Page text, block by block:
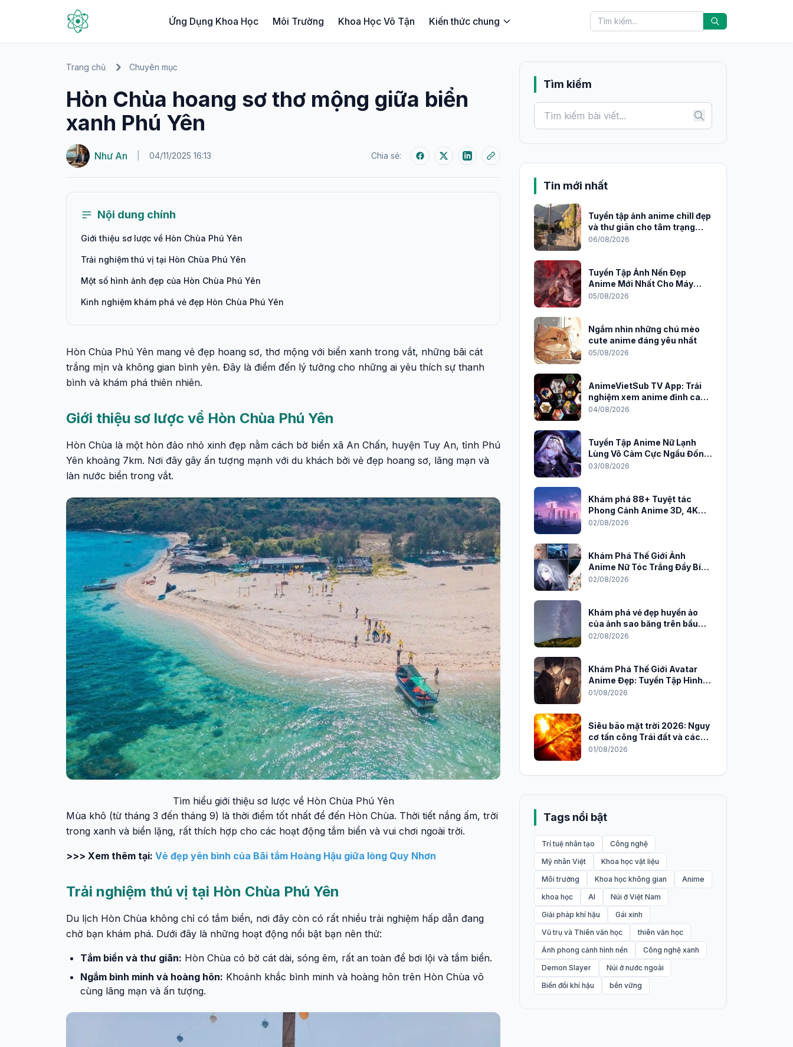
Ứng Dụng Khoa Học Môi Trường Khoa Học Vô Tận Kiến thức chung
Trang chủ Chuyên mục
Hòn Chùa hoang sơ thơ mộng giữa biển
xanh Phú Yên
Như An 04/11/2025 16:13 Chia sẻ:
Nội dung chính
Giới thiệu sơ lược về Hòn Chùa Phú Yên
Trải nghiệm thú vị tại Hòn Chùa Phú Yên
Một số hình ảnh đẹp của Hòn Chùa Phú Yên
Kinh nghiệm khám phá vẻ đẹp Hòn Chùa Phú Yên
Hòn Chùa Phú Yên mang vẻ đẹp hoang sơ, thơ mộng với biển xanh trong vắt, những bãi cát
trắng mịn và không gian bình yên. Đây là điểm đến lý tưởng cho những ai yêu thích sự thanh
bình và khám phá thiên nhiên.
Giới thiệu sơ lược về Hòn Chùa Phú Yên
Hòn Chùa là một hòn đảo nhỏ xinh đẹp nằm cách bờ biển xã An Chấn, huyện Tuy An, tỉnh Phú
Yên khoảng 7km. Nơi đây gây ấn tượng mạnh với du khách bởi vẻ đẹp hoang sơ, lãng mạn và
làn nước biển trong vắt.
Tìm hiểu giới thiệu sơ lược về Hòn Chùa Phú Yên
Mùa khô (từ tháng 3 đến tháng 9) là thời điểm tốt nhất để đến Hòn Chùa. Thời tiết nắng ấm, trời
trong xanh và biển lặng, rất thích hợp cho các hoạt động tắm biển và vui chơi ngoài trời.
>>> Xem thêm tại: Vẻ đẹp yên bình của Bãi tắm Hoàng Hậu giữa lòng Quy Nhơn
Trải nghiệm thú vị tại Hòn Chùa Phú Yên
Du lịch Hòn Chùa không chỉ có tắm biển, nơi đây còn có rất nhiều trải nghiệm hấp dẫn đang
chờ bạn khám phá. Dưới đây là những hoạt động nổi bật bạn nên thử:
Tắm biển và thư giãn: Hòn Chùa có bờ cát dài, sóng êm, rất an toàn để bơi lội và tắm biển.
Ngắm bình minh và hoàng hôn: Khoảnh khắc bình minh và hoàng hôn trên Hòn Chùa vô
cùng lãng mạn và ấn tượng.
Tìm kiếm
Tin mới nhất
Tuyển tập ảnh anime chill đẹp
và thư giãn cho tâm trạng
2026
06/08/2026
Tuyển Tập Ảnh Nền Đẹp
Anime Mới Nhất Cho Máy
Tính 2026
05/08/2026
Ngắm nhìn những chú mèo
cute anime đáng yêu nhất
05/08/2026
AnimeVietSub TV App: Trải
nghiệm xem anime đỉnh cao
trên PC
04/08/2026
Tuyển Tập Anime Nữ Lạnh
Lùng Vô Cảm Cực Ngầu Đốn
Tim Fan
03/08/2026
Khám phá 88+ Tuyệt tác
Phong Cảnh Anime 3D, 4K
Sắc Nét
02/08/2026
Khám Phá Thế Giới Ảnh
Anime Nữ Tóc Trắng Đầy Bí
Ẩn và Quyến Rũ
02/08/2026
Khám phá vẻ đẹp huyền ảo
của ảnh sao băng trên bầu
trời đêm
02/08/2026
Khám Phá Thế Giới Avatar
Anime Đẹp: Tuyển Tập Hình
Nền Độc Đáo Cho Năm 2026
01/08/2026
Siêu bão mặt trời 2026: Nguy
cơ tấn công Trái đất và cách
phòng chống
01/08/2026
Tags nổi bật
Trí tuệ nhân tạo
Công nghệ
Mỹ nhân Việt
Khoa học vật liệu
Môi trường
Khoa học không gian
Anime
khoa học
AI
Núi ở Việt Nam
Giải pháp khí hậu
Gái xinh
Vũ trụ và Thiên văn học
thiên văn học
Ảnh phong cảnh hình nền
Công nghệ xanh
Demon Slayer
Núi ở nước ngoài
Biến đổi khí hậu
bền vững